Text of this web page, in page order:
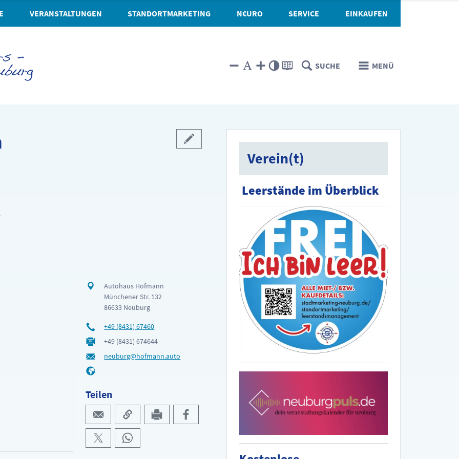
VERANSTALTUNGEN STANDORTMARKETING N€URO SERVICE EINKAUFEN
SUCHE MENÜ
Autohaus Hofmann
Münchener Str. 132
86633 Neuburg
+49 (8431) 67460
+49 (8431) 674644
neuburg@hofmann.auto
Teilen
Verein(t)
Leerstände im Überblick